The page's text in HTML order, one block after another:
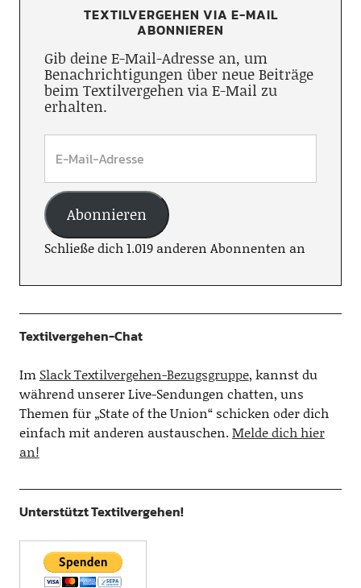
TEXTILVERGEHEN VIA E-MAIL
ABONNIEREN
Gib deine E-Mail-Adresse an, um
Benachrichtigungen über neue Beiträge
beim Textilvergehen via E-Mail zu
erhalten.
Abonnieren
Schließe dich 1.019 anderen Abonnenten an
Textilvergehen-Chat
Im Slack Textilvergehen-Bezugsgruppe, kannst du
während unserer Live-Sendungen chatten, uns
Themen für „State of the Union“ schicken oder dich
einfach mit anderen austauschen.Melde dich hier
an!
Unterstützt Textilvergehen!